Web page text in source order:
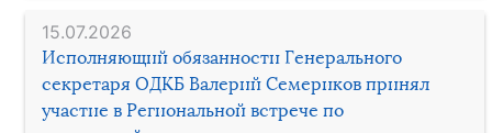
15.07.2026
Исполняющий обязанности Генерального
секретаря ОДКБ Валерий Семериков принял
участие в Региональной встрече по